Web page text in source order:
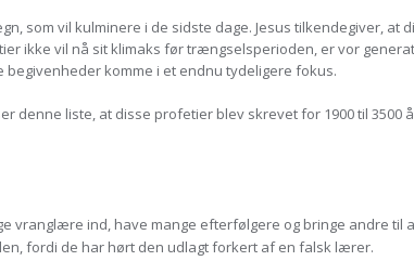
som vil kulminere i de sidste dage. Jesus tilkendegiver,
ikke vil nå sit klimaks før trængselsperioden, er vor
begivenheder komme i et endnu tydeligere fokus.
denne liste, at disse profetier blev skrevet for 1900 til
vranglære ind, have mange efterfølgere og bringe andre til
fordi de har hørt den udlagt forkert af en falsk lærer.